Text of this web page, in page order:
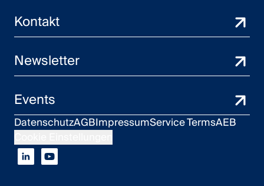
Kontakt
Newsletter
Events
DatenschutzAGBImpressumService TermsAEB